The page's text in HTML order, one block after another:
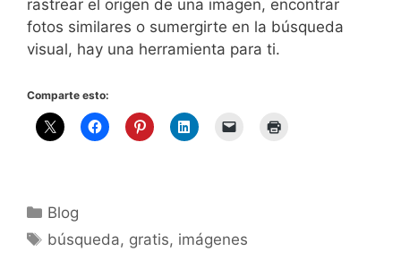
rastrear el origen de una imagen, encontrar
fotos similares o sumergirte en la búsqueda
visual, hay una herramienta para ti.
Comparte esto:
Categorías
Blog
Etiquetas
búsqueda, gratis, imágenes